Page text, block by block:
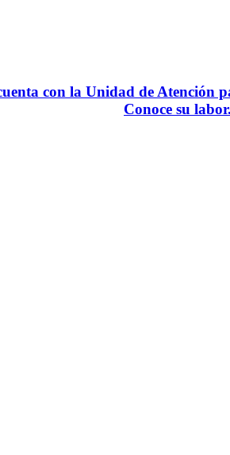
con la Unidad de Atención
Conoce su labor.